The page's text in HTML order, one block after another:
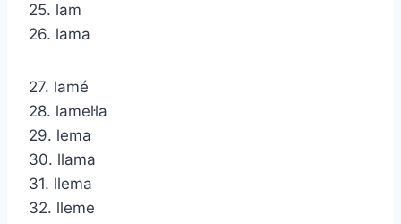
25. lam
26. lama
27. lamé
28. lamel·la
29. lema
30. llama
31. llema
32. lleme